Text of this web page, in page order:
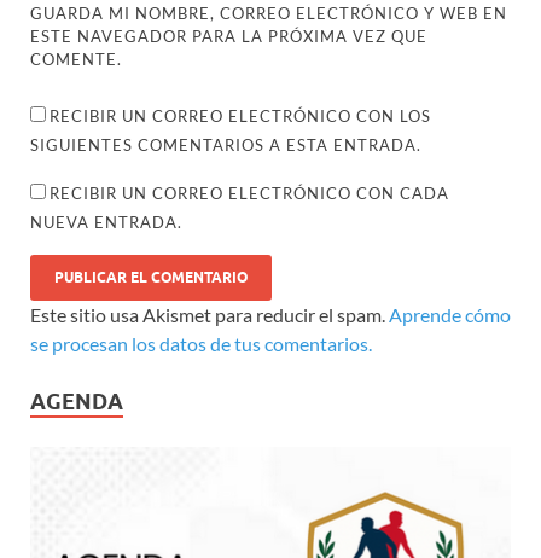
GUARDA MI NOMBRE, CORREO ELECTRÓNICO Y WEB EN
ESTE NAVEGADOR PARA LA PRÓXIMA VEZ QUE
COMENTE.
RECIBIR UN CORREO ELECTRÓNICO CON LOS
SIGUIENTES COMENTARIOS A ESTA ENTRADA.
RECIBIR UN CORREO ELECTRÓNICO CON CADA
NUEVA ENTRADA.
Este sitio usa Akismet para reducir el spam. Aprende cómo
se procesan los datos de tus comentarios.
AGENDA